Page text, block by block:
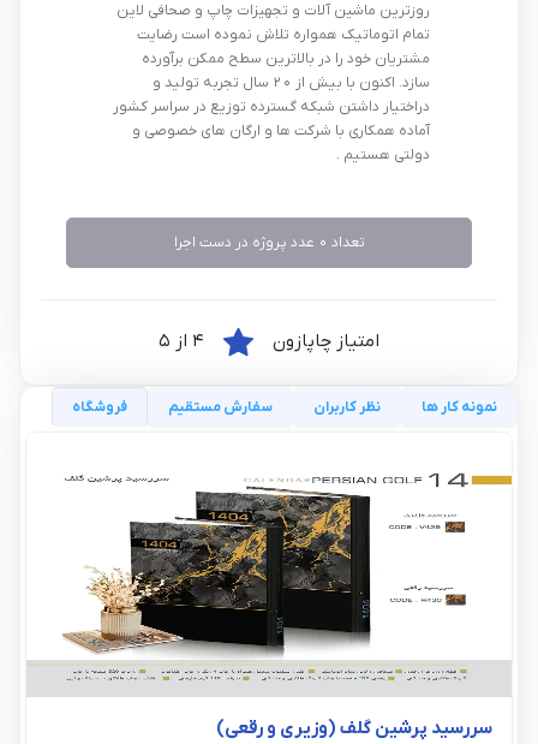
روزترین ماشین آلات و تجهیزات چاپ و صحافی لاین
تمام اتوماتیک همواره تلاش نموده است رضایت
مشتریان خود را در بالاترین سطح ممکن برآورده
سازد. اکنون با بیش از 20 سال تجربه تولید و
دراختیار داشتن شبکه گسترده توزیع در سراسر کشور
آماده همکاری با شرکت ها و ارگان های خصوصی و
دولتی هستیم .
تعداد 0 عدد پروژه در دست اجرا
امتیاز چاپازون
نمونه کار ها نظر کاربران سفارش مستقیم فروشگاه
سررسید پرشین گلف (وزیری و رقعی)